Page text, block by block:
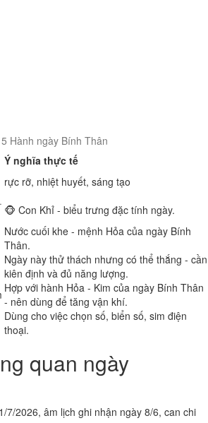
Hành ngày Bính Thân
Ý nghĩa thực tế
rực rỡ, nhiệt huyết, sáng tạo
🐵 Con Khỉ - biểu trưng đặc tính ngày.
Nước cuối khe - mệnh Hỏa của ngày Bính
Thân.
Ngày này thử thách nhưng có thể thắng - cần
kiên định và đủ năng lượng.
Hợp với hành Hỏa - Kim của ngày Bính Thân
- nên dùng để tăng vận khí.
Dùng cho việc chọn số, biển số, sim điện
thoại.
quan ngày
7/2026, âm lịch ghi nhận ngày 8/6, can chi